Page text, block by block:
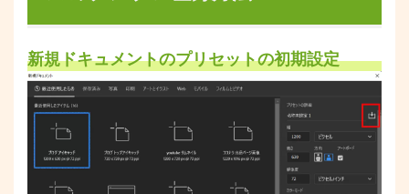
新規ドキュメントのプリセットの初期設定